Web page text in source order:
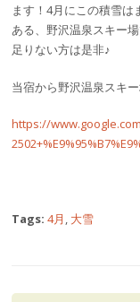
ます！4月にこの積雪
ある、野沢温泉スキー
足りない方は是非♪
当宿から野沢温泉スキ
https://www.google.com/
Tags: 4月 , 大雪